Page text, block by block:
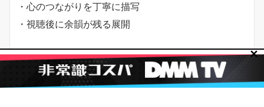
・心のつながりを丁寧に描写
・視聴後に余韻が残る展開
例えば、急に始まるようなラブシーンではなく、互い
の気持ちを確認し合う流れで自然に描かれるのが好評
✕